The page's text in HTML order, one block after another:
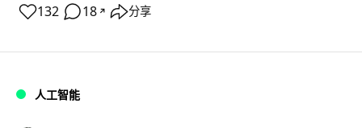
132 18 ↗ 分享
人工智能